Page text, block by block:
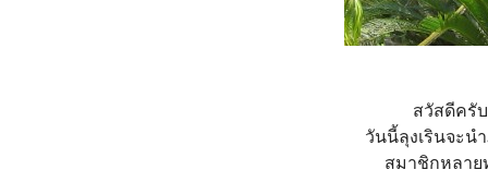
สวัสดีครั
วันนี้ลุงเรินจะ
สมาชิกหลา